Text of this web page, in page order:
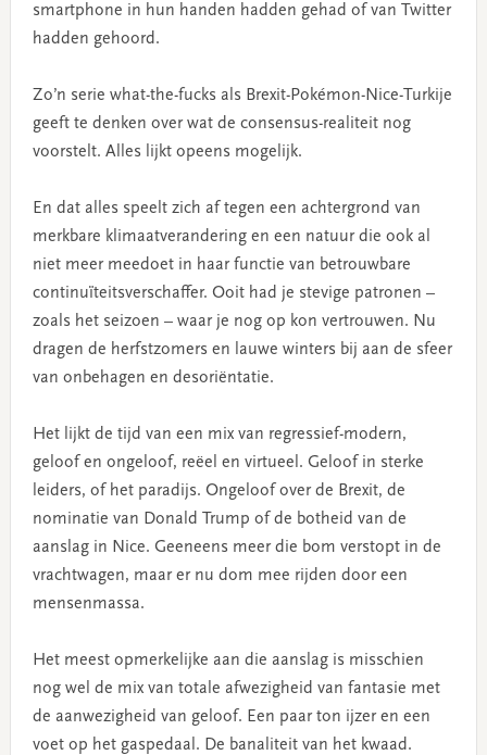
smartphone in hun handen hadden gehad of van Twitter
hadden gehoord.
Zo’n serie what-the-fucks als Brexit-Pokémon-Nice-Turkije
geeft te denken over wat de consensus-realiteit nog
voorstelt. Alles lijkt opeens mogelijk.
En dat alles speelt zich af tegen een achtergrond van
merkbare klimaatverandering en een natuur die ook al
niet meer meedoet in haar functie van betrouwbare
continuïteitsverschaffer. Ooit had je stevige patronen –
zoals het seizoen – waar je nog op kon vertrouwen. Nu
dragen de herfstzomers en lauwe winters bij aan de sfeer
van onbehagen en desoriëntatie.
Het lijkt de tijd van een mix van regressief-modern,
geloof en ongeloof, reëel en virtueel. Geloof in sterke
leiders, of het paradijs. Ongeloof over de Brexit, de
nominatie van Donald Trump of de botheid van de
aanslag in Nice. Geeneens meer die bom verstopt in de
vrachtwagen, maar er nu dom mee rijden door een
mensenmassa.
Het meest opmerkelijke aan die aanslag is misschien
nog wel de mix van totale afwezigheid van fantasie met
de aanwezigheid van geloof. Een paar ton ijzer en een
voet op het gaspedaal. De banaliteit van het kwaad.